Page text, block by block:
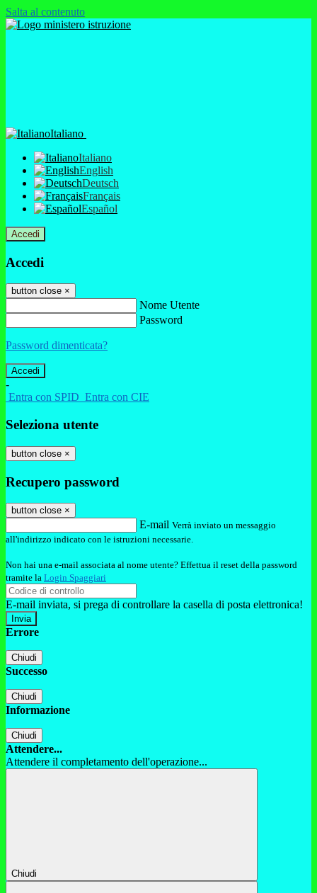
Salta al contenuto
Italiano
Italiano
English
Deutsch
Français
Español
Accedi
Accedi
button close ×
Nome Utente
Password
Password dimenticata?
-
Entra con SPID Entra con CIE
Seleziona utente
button close ×
Recupero password
button close ×
E-mail Verrà inviato un messaggio
all'indirizzo indicato con le istruzioni necessarie.
Non hai una e-mail associata al nome utente? Effettua il reset della password
tramite la Login Spaggiari
E-mail inviata, si prega di controllare la casella di posta elettronica!
Errore
Chiudi
Successo
Chiudi
Informazione
Chiudi
Attendere...
Attendere il completamento dell'operazione...
Chiudi